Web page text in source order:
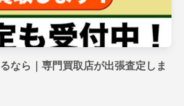
なら｜専門買取店が出張査定しま